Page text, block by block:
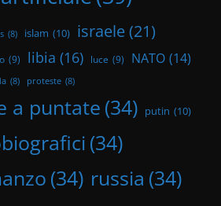
(8) islam (10) israele(21)
(9) libia (16) luce (9) NATO (14)
(8) proteste (8)
a puntate (34) putin (10)
(34)
(34) russia (34)